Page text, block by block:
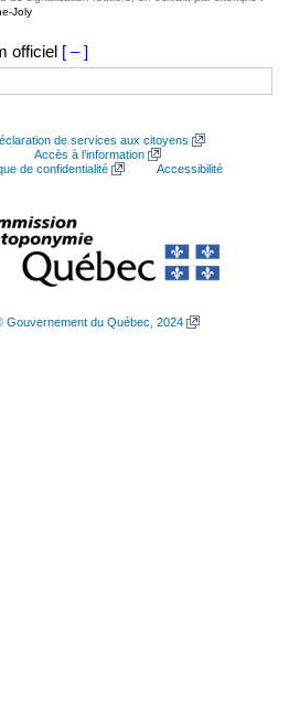
Joly
officiel [ – ]
de services aux citoyens
Accès à l’information
de confidentialité
Accessibilité
Gouvernement du Québec, 2024